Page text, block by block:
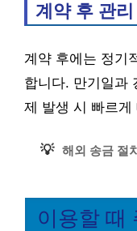
계약 후 관리
계약 후에는 정기
합니다. 만기일과
제 발생 시 빠르게
💡 해외 송금 절
이용할 때